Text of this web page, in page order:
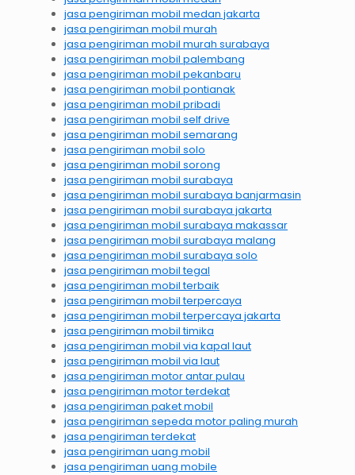
jasa pengiriman mobil medan jakarta
jasa pengiriman mobil murah
jasa pengiriman mobil murah surabaya
jasa pengiriman mobil palembang
jasa pengiriman mobil pekanbaru
jasa pengiriman mobil pontianak
jasa pengiriman mobil pribadi
jasa pengiriman mobil self drive
jasa pengiriman mobil semarang
jasa pengiriman mobil solo
jasa pengiriman mobil sorong
jasa pengiriman mobil surabaya
jasa pengiriman mobil surabaya banjarmasin
jasa pengiriman mobil surabaya jakarta
jasa pengiriman mobil surabaya makassar
jasa pengiriman mobil surabaya malang
jasa pengiriman mobil surabaya solo
jasa pengiriman mobil tegal
jasa pengiriman mobil terbaik
jasa pengiriman mobil terpercaya
jasa pengiriman mobil terpercaya jakarta
jasa pengiriman mobil timika
jasa pengiriman mobil via kapal laut
jasa pengiriman mobil via laut
jasa pengiriman motor antar pulau
jasa pengiriman motor terdekat
jasa pengiriman paket mobil
jasa pengiriman sepeda motor paling murah
jasa pengiriman terdekat
jasa pengiriman uang mobil
jasa pengiriman uang mobile